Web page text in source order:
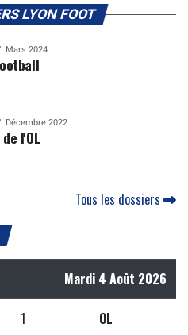
LYON FOOT
Mars 2024
Décembre 2022
l'OL
Tous les dossiers
Mardi 4 Août 2026
1 OL